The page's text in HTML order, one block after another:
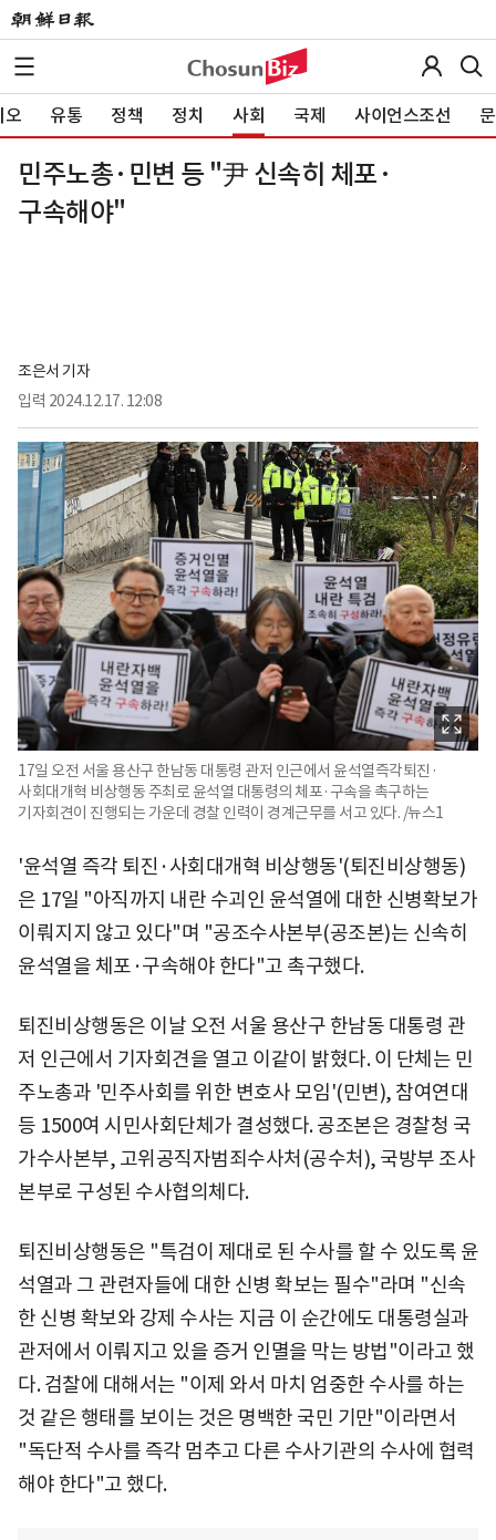
오 유통 정책 정치 사회 국제 사이언스조선
민주노총·민변 등 "尹 신속히 체포·
구속해야"
조은서 기자
입력 2024.12.17. 12:08
17일 오전 서울 용산구 한남동 대통령 관저 인근에서 윤석열즉각퇴진·
사회대개혁 비상행동 주최로 윤석열 대통령의 체포·구속을 촉구하는
기자회견이 진행되는 가운데 경찰 인력이 경계근무를 서고 있다. /뉴스1
'윤석열 즉각 퇴진·사회대개혁 비상행동'(퇴진비상행동)
은 17일 "아직까지 내란 수괴인 윤석열에 대한 신병확보가
이뤄지지 않고 있다"며 "공조수사본부(공조본)는 신속히
윤석열을 체포·구속해야 한다"고 촉구했다.
퇴진비상행동은 이날 오전 서울 용산구 한남동 대통령 관
저 인근에서 기자회견을 열고 이같이 밝혔다. 이 단체는 민
주노총과 '민주사회를 위한 변호사 모임'(민변), 참여연대
등 1500여 시민사회단체가 결성했다. 공조본은 경찰청 국
가수사본부, 고위공직자범죄수사처(공수처), 국방부 조사
본부로 구성된 수사협의체다.
퇴진비상행동은 "특검이 제대로 된 수사를 할 수 있도록 윤
석열과 그 관련자들에 대한 신병 확보는 필수"라며 "신속
한 신병 확보와 강제 수사는 지금 이 순간에도 대통령실과
관저에서 이뤄지고 있을 증거 인멸을 막는 방법"이라고 했
다. 검찰에 대해서는 "이제 와서 마치 엄중한 수사를 하는
것 같은 행태를 보이는 것은 명백한 국민 기만"이라면서
"독단적 수사를 즉각 멈추고 다른 수사기관의 수사에 협력
해야 한다"고 했다.